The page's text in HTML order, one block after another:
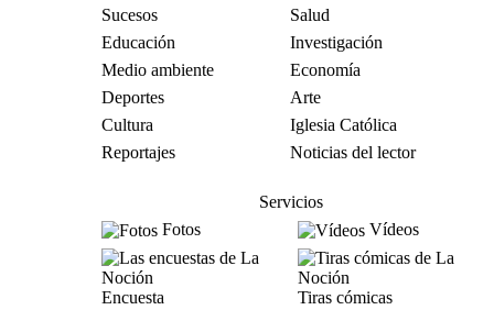
Sucesos
Salud
Educación
Investigación
Medio ambiente
Economía
Deportes
Arte
Cultura
Iglesia Católica
Reportajes
Noticias del lector
Servicios
Fotos
Vídeos
Encuesta Tiras cómicas